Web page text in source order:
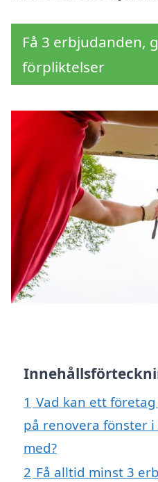
Få 3 erbjudanden,
förpliktelser
1 Vad kan ett
på renovera fönster
med?
2 Få alltid minst 3